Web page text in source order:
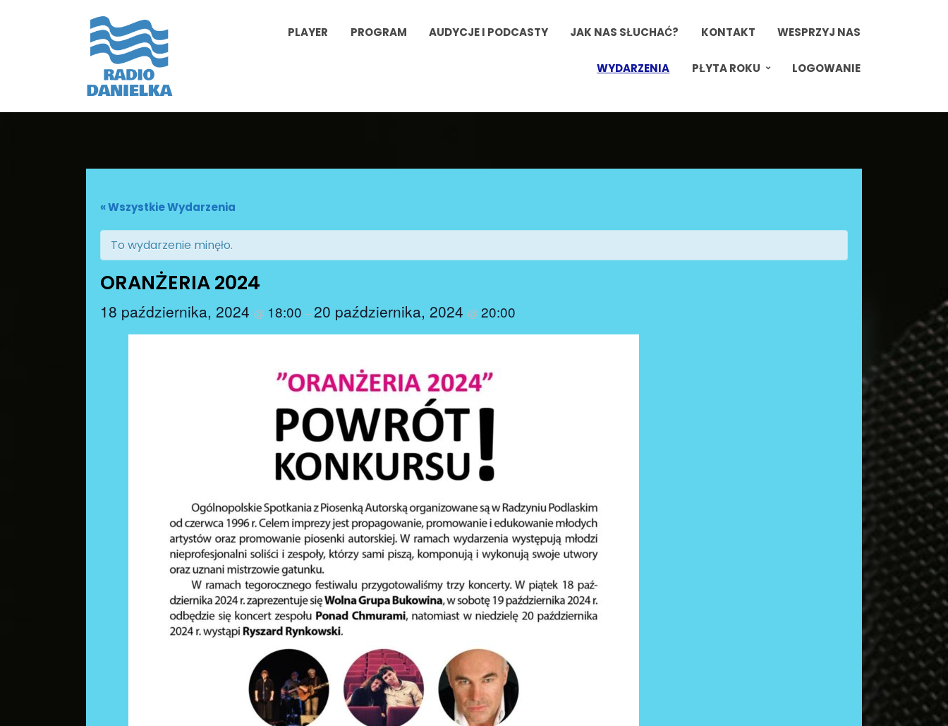
PLAYER PROGRAM AUDYCJE I PODCASTY JAK NAS SŁUCHAĆ? KONTAKT WESPRZYJ NAS
WYDARZENIA PŁYTA ROKU LOGOWANIE
« Wszystkie Wydarzenia
To wydarzenie minęło.
ORANŻERIA 2024
18 października, 2024 @ 18:00 –20 października, 2024 @ 20:00